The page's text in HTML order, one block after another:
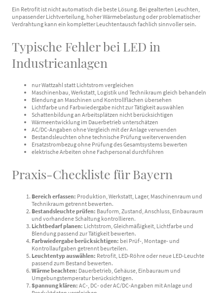
Ein Retrofit ist nicht automatisch die beste Lösung. Bei gealterten Leuchten,
unpassender Lichtverteilung, hoher Wärmebelastung oder problematischer
Verdrahtung kann ein kompletter Leuchtentausch fachlich sinnvoller sein.
Typische Fehler bei LED in
Industrieanlagen
nur Wattzahl statt Lichtstrom vergleichen
Maschinenbau, Werkstatt, Logistik und Technikraum gleich behandeln
Blendung an Maschinen und Kontrollflächen übersehen
Lichtfarbe und Farbwiedergabe nicht zur Tätigkeit auswählen
Schattenbildung an Arbeitsplätzen nicht berücksichtigen
Wärmeentwicklung im Dauerbetrieb unterschätzen
AC/DC-Angaben ohne Vergleich mit der Anlage verwenden
Bestandsleuchten ohne technische Prüfung weiterverwenden
Ersatzstrombezug ohne Prüfung des Gesamtsystems bewerten
elektrische Arbeiten ohne Fachpersonal durchführen
Praxis-Checkliste für Bayern
Bereich erfassen: Produktion, Werkstatt, Lager, Maschinenraum und
Technikraum getrennt bewerten.
Bestandsleuchte prüfen: Bauform, Zustand, Anschluss, Einbauraum
und vorhandene Schaltung kontrollieren.
Lichtbedarf planen: Lichtstrom, Gleichmäßigkeit, Lichtfarbe und
Blendung passend zur Tätigkeit bewerten.
Farbwiedergabe berücksichtigen: bei Prüf-, Montage- und
Kontrollaufgaben getrennt beurteilen.
Leuchtentyp auswählen: Retrofit, LED-Röhre oder neue LED-Leuchte
passend zum Bestand bewerten.
Wärme beachten: Dauerbetrieb, Gehäuse, Einbauraum und
Umgebungstemperatur berücksichtigen.
Spannung klären: AC-, DC- oder AC/DC-Angaben mit Anlage und